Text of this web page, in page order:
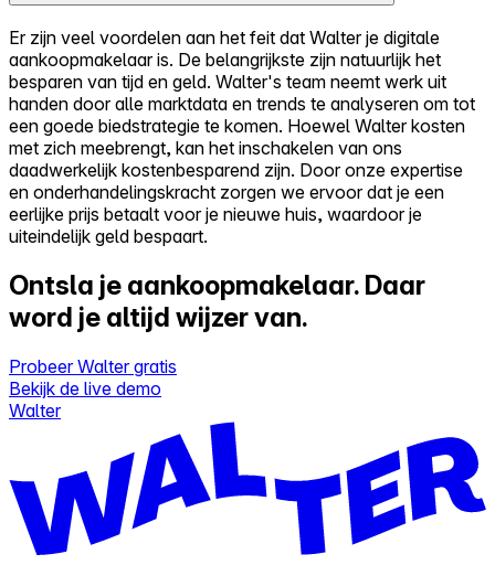
Er zijn veel voordelen aan het feit dat Walter je digitale
aankoopmakelaar is. De belangrijkste zijn natuurlijk het
besparen van tijd en geld. Walter's team neemt werk uit
handen door alle marktdata en trends te analyseren om tot
een goede biedstrategie te komen. Hoewel Walter kosten
met zich meebrengt, kan het inschakelen van ons
daadwerkelijk kostenbesparend zijn. Door onze expertise
en onderhandelingskracht zorgen we ervoor dat je een
eerlijke prijs betaalt voor je nieuwe huis, waardoor je
uiteindelijk geld bespaart.
Ontsla je aankoopmakelaar. Daar
word je altijd wijzer van.
Probeer Walter gratis
Bekijk de live demo
Walter